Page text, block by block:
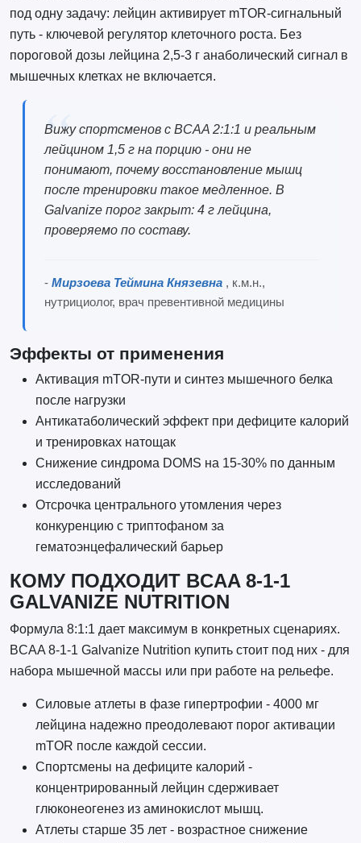
под одну задачу: лейцин активирует mTOR-сигнальный
путь - ключевой регулятор клеточного роста. Без
пороговой дозы лейцина 2,5-3 г анаболический сигнал в
мышечных клетках не включается.
Вижу спортсменов с BCAA 2:1:1 и реальным
лейцином 1,5 г на порцию - они не
понимают, почему восстановление мышц
после тренировки такое медленное. В
Galvanize порог закрыт: 4 г лейцина,
проверяемо по составу.
- Мирзоева Теймина Князевна , к.м.н.,
нутрициолог, врач превентивной медицины
Эффекты от применения
Активация mTOR-пути и синтез мышечного белка
после нагрузки
Антикатаболический эффект при дефиците калорий
и тренировках натощак
Снижение синдрома DOMS на 15-30% по данным
исследований
Отсрочка центрального утомления через
конкуренцию с триптофаном за
гематоэнцефалический барьер
КОМУ ПОДХОДИТ BCAA 8-1-1
GALVANIZE NUTRITION
Формула 8:1:1 дает максимум в конкретных сценариях.
BCAA 8-1-1 Galvanize Nutrition купить стоит под них - для
набора мышечной массы или при работе на рельефе.
Силовые атлеты в фазе гипертрофии - 4000 мг
лейцина надежно преодолевают порог активации
mTOR после каждой сессии.
Спортсмены на дефиците калорий -
концентрированный лейцин сдерживает
глюконеогенез из аминокислот мышц.
Атлеты старше 35 лет - возрастное снижение